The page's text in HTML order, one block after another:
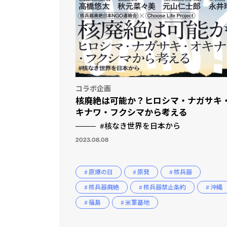
コラボ企画
核廃絶は可能か？ヒロシマ・ナガサキ
キナワ・フクシマから考える
#核なき世界を日本から
2023.08.08
# 原爆の日 # 原発
# 核兵器
# 核兵器廃絶
# 核兵器禁止条約
# 沖縄
# 福島
# 米軍基地